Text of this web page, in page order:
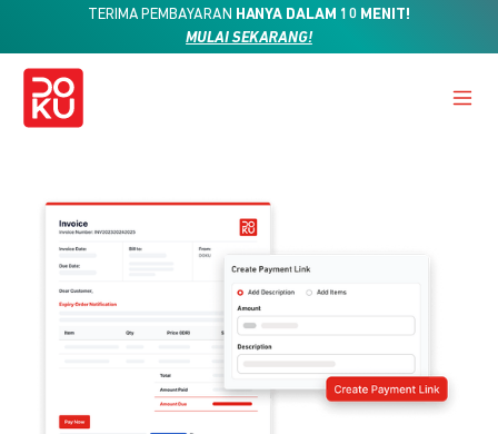
TERIMA PEMBAYARAN HANYA DALAM 10 MENIT!
MULAI SEKARANG!